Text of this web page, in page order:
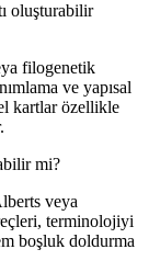
oluşturabilir
filogenetik
ve yapısal
kartlar özellikle
mi?
veya
terminolojiyi
boşluk doldurma